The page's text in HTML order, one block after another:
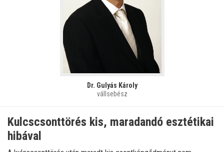
Dr. Gulyás Károly
vállsebész
Kulcscsonttörés kis, maradandó esztétikai
hibával